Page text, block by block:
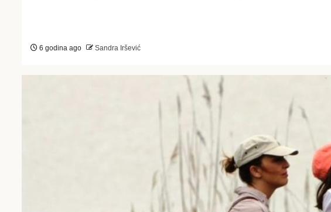
6 godina ago Sandra Iršević